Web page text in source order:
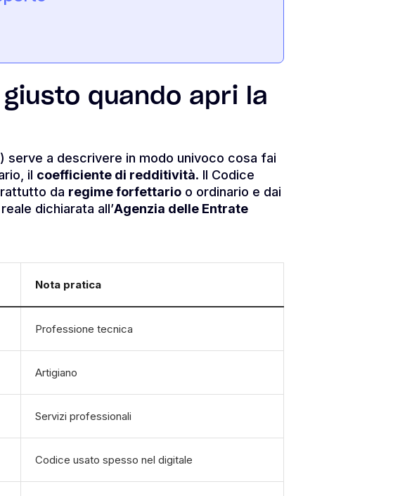
giusto quando apri la
serve a descrivere in modo univoco cosa fai
il coefficiente di redditività. Il Codice
da regime forfettario o ordinario e dai
dichiarata all’Agenzia delle Entrate
Nota pratica
Professione tecnica
Artigiano
Servizi professionali
Codice usato spesso nel digitale